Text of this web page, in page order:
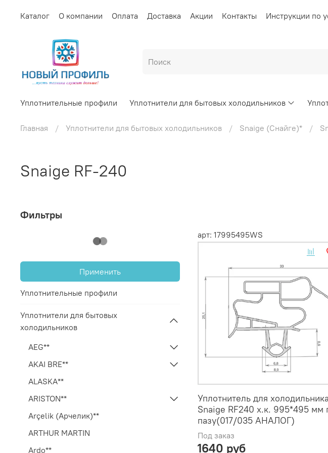
Каталог О компании Оплата Доставка Акции Контакты Инструкции по
Уплотнительные профили Уплотнители для бытовых холодильников
Главная Уплотнители для бытовых холодильников Snaige (Снайге)*
Snaige RF-240
арт: 17995495WS
Уплотнитель для холодильника
Snaige RF240 х.к. 995*495 мм
пазу(017/035 АНАЛОГ)
Под заказ
1640 руб
Фильтры
Применить
Уплотнительные профили
Уплотнители для бытовых
холодильников
AEG**
AKAI BRE**
ALASKA**
ARISTON**
Arçelik (Арчелик)**
ARTHUR MARTIN
Ardo**